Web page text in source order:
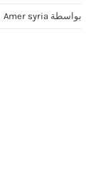
بواسطة Amer syria